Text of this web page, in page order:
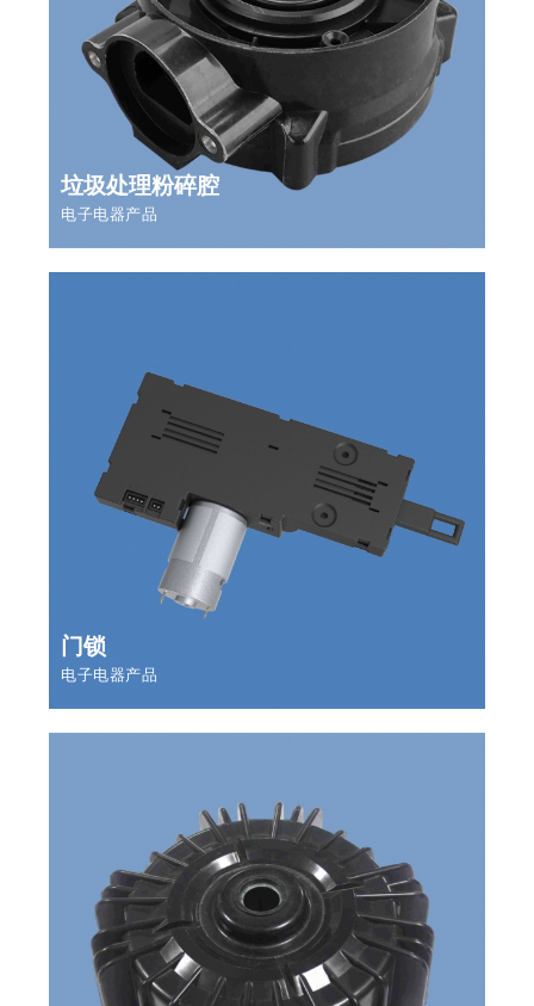
垃圾处理粉碎腔
电子电器产品
门锁
电子电器产品